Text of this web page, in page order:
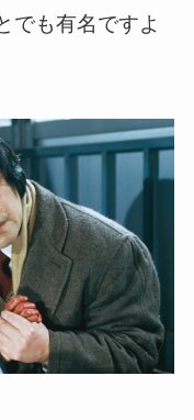
でも有名ですよ